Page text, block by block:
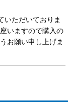
いただいておりま
いますので購入の
お願い申し上げま